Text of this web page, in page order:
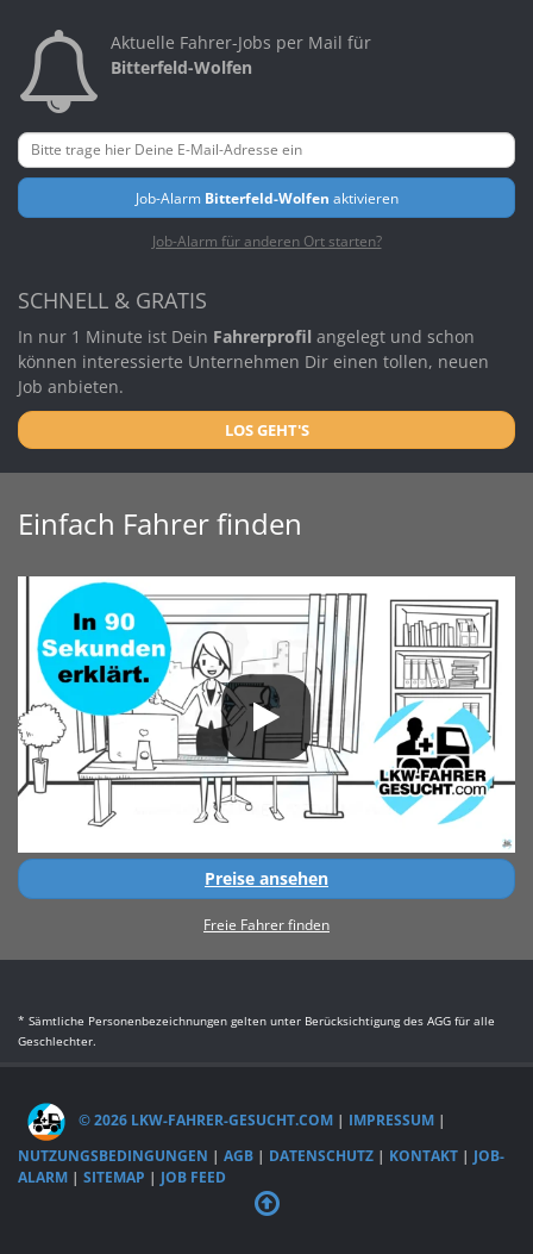
Aktuelle Fahrer-Jobs per Mail für
Bitterfeld-Wolfen
Job-Alarm Bitterfeld-Wolfen aktivieren
Job-Alarm für anderen Ort starten?
SCHNELL & GRATIS
In nur 1 Minute ist Dein Fahrerprofil angelegt und schon
können interessierte Unternehmen Dir einen tollen, neuen
Job anbieten.
LOS GEHT'S
Einfach Fahrer finden
Preise ansehen
Freie Fahrer finden
* Sämtliche Personenbezeichnungen gelten unter Berücksichtigung des AGG für alle
Geschlechter.
© 2026 LKW-FAHRER-GESUCHT.COM | IMPRESSUM |
NUTZUNGSBEDINGUNGEN | AGB | DATENSCHUTZ | KONTAKT | JOB-
ALARM | SITEMAP | JOB FEED